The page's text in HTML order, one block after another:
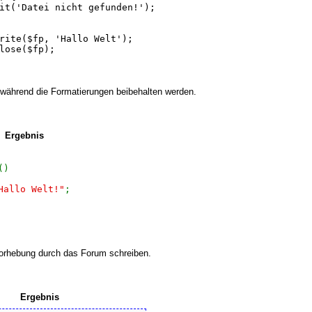
nicht gefunden!');
'Hallo Welt');
die Formatierungen beibehalten werden.
Ergebnis
Welt!" ;
durch das Forum schreiben.
Ergebnis